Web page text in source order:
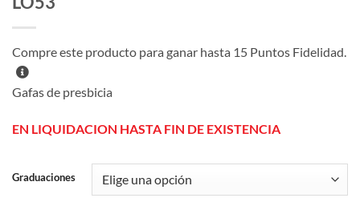
Compre este producto para ganar hasta 15 Puntos Fidelidad.
Gafas de presbicia
EN LIQUIDACION HASTA FIN DE EXISTENCIA
Graduaciones